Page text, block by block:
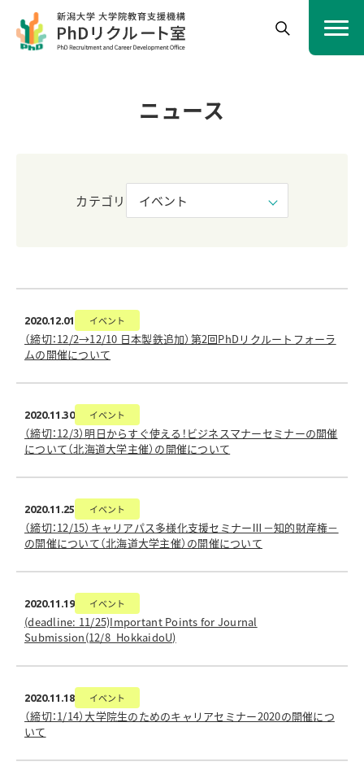
ニュース
カテゴリ
2020.12.01 イベント
（締切：12/2→12/10 日本製鉄追加）第2回PhDリクルートフォーラ
ムの開催について
2020.11.30 イベント
（締切：12/3）明日からすぐ使える！ビジネスマナーセミナーの開催
について（北海道大学主催）の開催について
2020.11.25 イベント
（締切：12/15）キャリアパス多様化支援セミナーⅢ－知的財産権－
の開催について（北海道大学主催）の開催について
2020.11.19 イベント
(deadline: 11/25)Important Points for Journal
Submission(12/8_HokkaidoU)
2020.11.18 イベント
（締切：1/14）大学院生のためのキャリアセミナー2020の開催につ
いて